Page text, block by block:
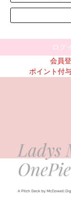
ログ
会員
ポイント付